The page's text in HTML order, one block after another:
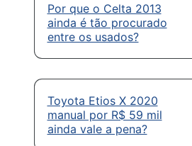
Por que o Celta 2013
ainda é tão procurado
entre os usados?
Toyota Etios X 2020
manual por R$ 59 mil
ainda vale a pena?